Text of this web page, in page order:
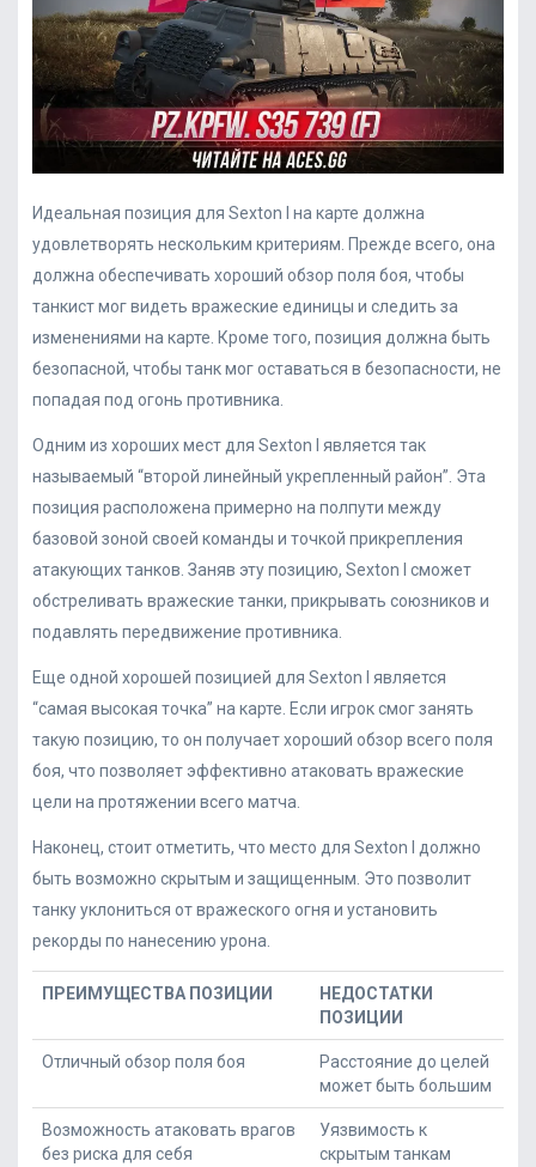
Идеальная позиция для Sexton I на карте должна
удовлетворять нескольким критериям. Прежде всего, она
должна обеспечивать хороший обзор поля боя, чтобы
танкист мог видеть вражеские единицы и следить за
изменениями на карте. Кроме того, позиция должна быть
безопасной, чтобы танк мог оставаться в безопасности, не
попадая под огонь противника.
Одним из хороших мест для Sexton I является так
называемый “второй линейный укрепленный район”. Эта
позиция расположена примерно на полпути между
базовой зоной своей команды и точкой прикрепления
атакующих танков. Заняв эту позицию, Sexton I сможет
обстреливать вражеские танки, прикрывать союзников и
подавлять передвижение противника.
Еще одной хорошей позицией для Sexton I является
“самая высокая точка” на карте. Если игрок смог занять
такую позицию, то он получает хороший обзор всего поля
боя, что позволяет эффективно атаковать вражеские
цели на протяжении всего матча.
Наконец, стоит отметить, что место для Sexton I должно
быть возможно скрытым и защищенным. Это позволит
танку уклониться от вражеского огня и установить
рекорды по нанесению урона.
ПРЕИМУЩЕСТВА ПОЗИЦИИ
НЕДОСТАТКИ
ПОЗИЦИИ
Отличный обзор поля боя
Расстояние до целей
может быть большим
Возможность атаковать врагов
без риска для себя
Уязвимость к
скрытым танкам